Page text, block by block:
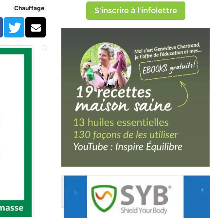
Chauffage
TwitterCourriel
S'inscrire à l'infolettre